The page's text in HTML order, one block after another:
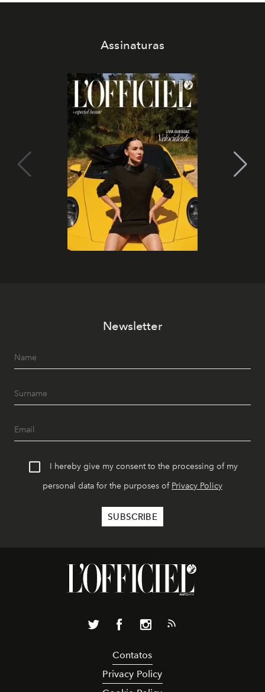
Assinaturas
Newsletter
I hereby give my consent to the processing of my
personal data for the purposes of Privacy Policy
Contatos
Privacy Policy